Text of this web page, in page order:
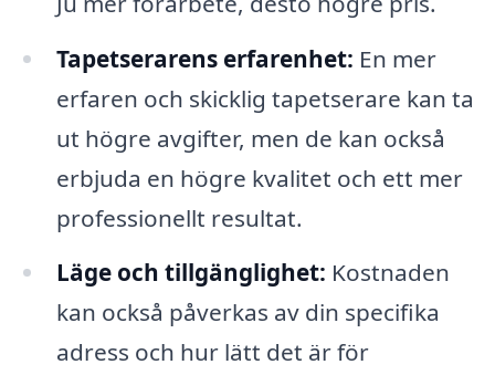
Tapetserarens erfarenhet: En mer
erfaren och skicklig tapetserare kan ta
ut högre avgifter, men de kan också
erbjuda en högre kvalitet och ett mer
professionellt resultat.
Läge och tillgänglighet: Kostnaden
kan också påverkas av din specifika
adress och hur lätt det är för